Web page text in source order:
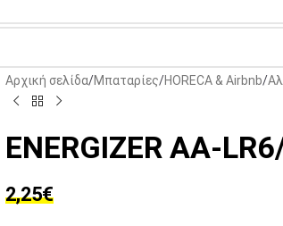
Αρχική σελίδα Μπαταρίες HORECA & Airbnb
ENERGIZER AA-
2,25€